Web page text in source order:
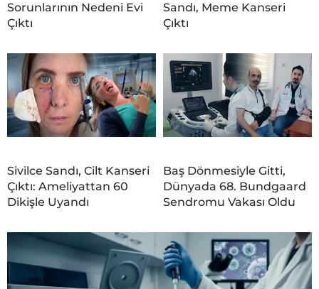
Sorunlarının Nedeni Evi
Çıktı
Sandı, Meme Kanseri
Çıktı
Sivilce Sandı, Cilt Kanseri
Çıktı: Ameliyattan 60
Dikişle Uyandı
Baş Dönmesiyle Gitti,
Dünyada 68. Bundgaard
Sendromu Vakası Oldu